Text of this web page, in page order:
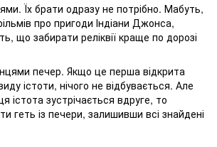
Їх брати одразу не потрібно. Мабуть,
про пригоди Індіани Джонса,
що забирати реліквії краще по дорозі
печер. Якщо це перша відкрита
істоти, нічого не відбувається. Але
істота зустрічається вдруге, то
геть із печери, залишивши всі знайдені